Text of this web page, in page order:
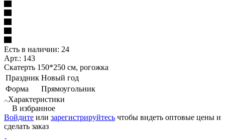
Есть в наличии: 24
Арт.: 143
Скатерть 150*250 см, рогожка
Праздник Новый год
Форма
Прямоугольник
Характеристики
В избранное
Войдите или зарегистрируйтесь чтобы видеть оптовые цены и
сделать заказ